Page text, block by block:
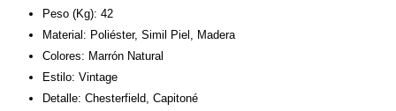
Peso (Kg): 42
Material: Poliéster, Simil Piel, Madera
Colores: Marrón Natural
Estilo: Vintage
Detalle: Chesterfield, Capitoné